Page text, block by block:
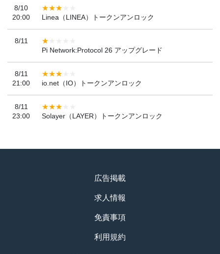
8/10
20:00
Linea（LINEA）トークンアンロック
8/11
Pi Network:Protocol 26 アップグレード
8/11
21:00
io.net（IO）トークンアンロック
8/11
23:00
Solayer（LAYER）トークンアンロック
広告掲載
求人情報
免責事項
利用規約